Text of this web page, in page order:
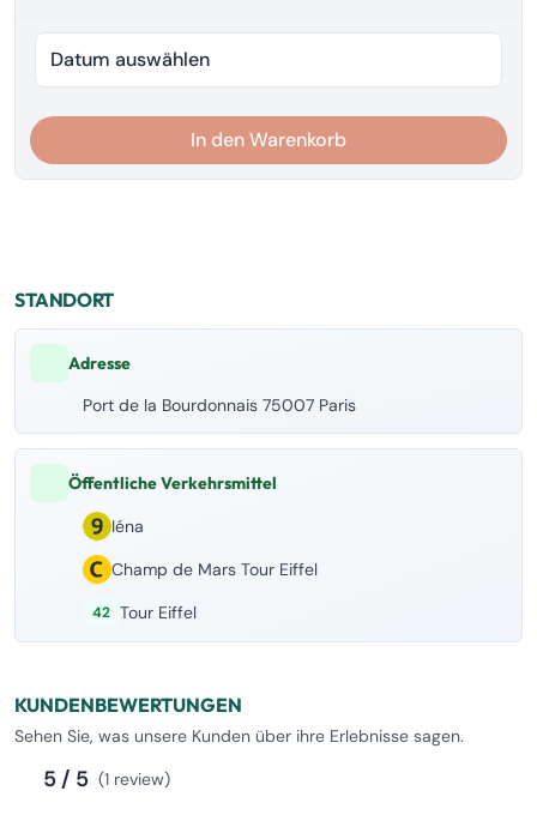
Datum auswählen
In den Warenkorb
STANDORT
Adresse
Port de la Bourdonnais 75007 Paris
Öffentliche Verkehrsmittel
Iéna
Champ de Mars Tour Eiffel
42 Tour Eiffel
KUNDENBEWERTUNGEN
Sehen Sie, was unsere Kunden über ihre Erlebnisse sagen.
5 / 5 (1 review)